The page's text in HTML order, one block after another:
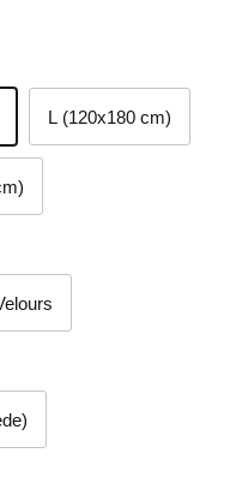
L (120x180 cm)